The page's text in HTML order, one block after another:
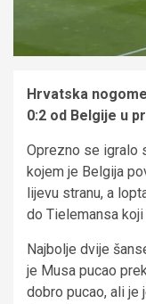
Hrvatska
0:2 od Belgije u
Oprezno se igralo
kojem je Belgija
lijevu stranu, a
do Tielemansa
Najbolje dvije
je Musa pucao
dobro pucao, ali je